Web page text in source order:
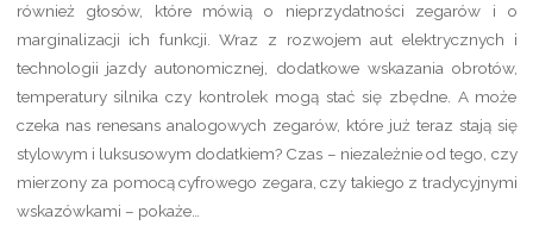
również głosów, które mówią o nieprzydatności zegarów i o
marginalizacji ich funkcji. Wraz z rozwojem aut elektrycznych i
technologii jazdy autonomicznej, dodatkowe wskazania obrotów,
temperatury silnika czy kontrolek mogą stać się zbędne. A może
czeka nas renesans analogowych zegarów, które już teraz stają się
stylowym i luksusowym dodatkiem? Czas – niezależnie od tego, czy
mierzony za pomocą cyfrowego zegara, czy takiego z tradycyjnymi
wskazówkami – pokaże…